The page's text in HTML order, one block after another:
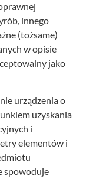
innego
(tożsame)
w opisie
jako
urządzenia o
uzyskania
i
elementów i
spowoduje